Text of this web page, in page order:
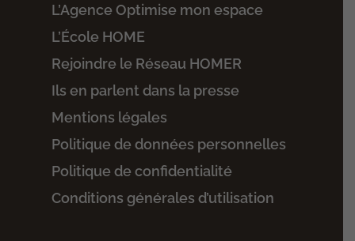
L’Agence Optimise mon espace
L’École HOME
Rejoindre le Réseau HOMER
Ils en parlent dans la presse
Mentions légales
Politique de données personnelles
Politique de confidentialité
Conditions générales d’utilisation